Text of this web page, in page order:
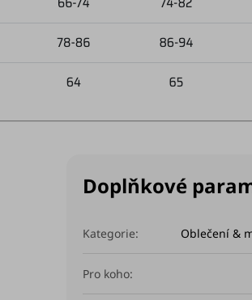
Doplňkové
Kategorie: Oblečení &
Pro koho: